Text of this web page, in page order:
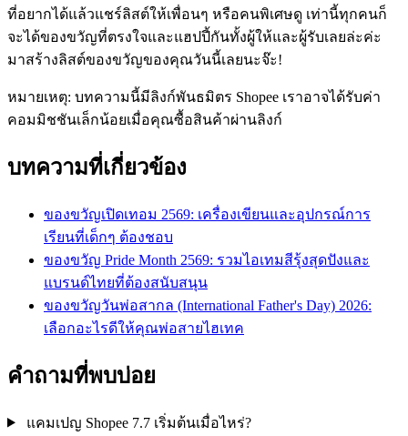
ที่อยากได้แล้วแชร์ลิสต์ให้เพื่อนๆ หรือคนพิเศษดู เท่านี้ทุกคนก็
จะได้ของขวัญที่ตรงใจและแฮปปี้กันทั้งผู้ให้และผู้รับเลยล่ะค่ะ
มาสร้างลิสต์ของขวัญของคุณวันนี้เลยนะจ๊ะ!
หมายเหตุ: บทความนี้มีลิงก์พันธมิตร Shopee เราอาจได้รับค่า
คอมมิชชันเล็กน้อยเมื่อคุณซื้อสินค้าผ่านลิงก์
บทความที่เกี่ยวข้อง
ของขวัญเปิดเทอม 2569: เครื่องเขียนและอุปกรณ์การ
เรียนที่เด็กๆ ต้องชอบ
ของขวัญ Pride Month 2569: รวมไอเทมสีรุ้งสุดปังและ
แบรนด์ไทยที่ต้องสนับสนุน
ของขวัญวันพ่อสากล (International Father's Day) 2026:
เลือกอะไรดีให้คุณพ่อสายไฮเทค
คำถามที่พบบ่อย
แคมเปญ Shopee 7.7 เริ่มต้นเมื่อไหร่?